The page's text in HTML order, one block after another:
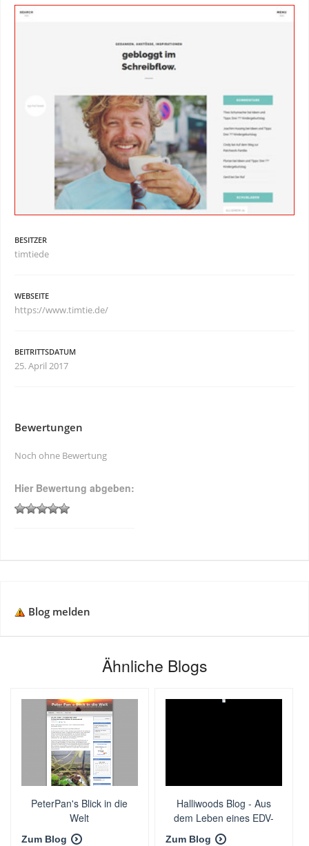
BESITZER
timtiede
WEBSEITE
https://www.timtie.de/
BEITRITTSDATUM
25. April 2017
Bewertungen
Noch ohne Bewertung
Hier Bewertung abgeben:
Blog melden
Ähnliche Blogs
PeterPan's Blick in die
Welt
Zum Blog
Halliwoods Blog - Aus
dem Leben eines EDV-
Verkäufers
Zum Blog